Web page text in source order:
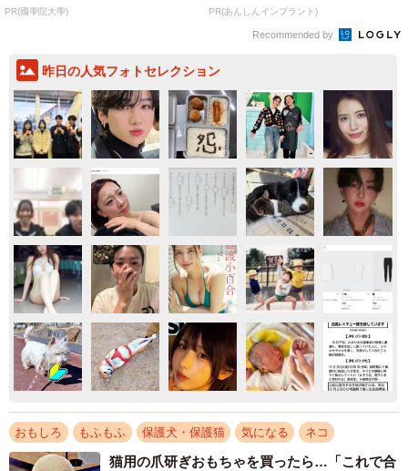
PR(國學院大學)
法や費用を...
PR(あんしんインプラント)
Recommended by
昨日の人気フォトセレクション
おもしろ もふもふ 保護犬・保護猫 気になる ネコ
猫用の爪研ぎおもちゃを買ったら…「これで合